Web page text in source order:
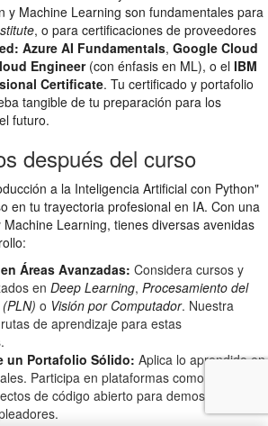
y Machine Learning son fundamentales para
, o para certificaciones de proveedores
Azure AI Fundamentals, Google Cloud
Engineer(con énfasis en ML), o el IBM
Certificate. Tu certificado y portafolio
tangible de tu preparación para los
futuro.
después del curso
a la Inteligencia Artificial con Python"
en tu trayectoria profesional en IA. Con una
Learning, tienes diversas avenidas
Áreas Avanzadas: Considera cursos y
en Deep Learning, Procesamiento del
o Visión por Computador. Nuestra
de aprendizaje para estas
un Portafolio Sólido: Aplica lo aprendido en
Participa en plataformas como Kaggle o
de código abierto para demostrar tus